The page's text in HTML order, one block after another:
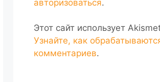
авторизоваться.
Этот сайт использует
Узнайте, как
комментариев.